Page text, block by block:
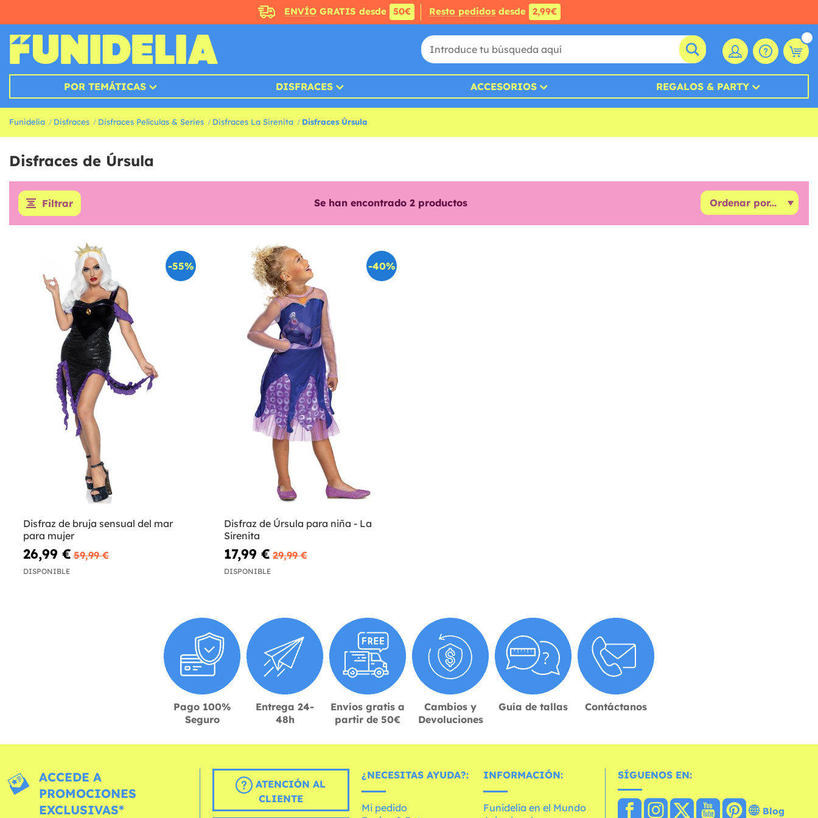
ENVÍOGRATIS desde 50€ Resto pedidosdesde 2,99€
POR TEMÁTICAS DISFRACES ACCESORIOS REGALOS & PARTY
Funidelia Disfraces Disfraces Películas & Series Disfraces La Sirenita Disfraces Úrsula
Disfraces de Úrsula
Filtrar Se han encontrado 2 productos
-55%
Disfraz de bruja sensual del mar
para mujer
26,99 € 59,99 €
DISPONIBLE
-40%
Disfraz de Úrsula para niña - La
Sirenita
17,99 € 29,99 €
DISPONIBLE
Pago 100%
Seguro
Entrega 24-
48h
Envíos gratis a
partir de 50€
Cambios y
Devoluciones
Guía de tallas Contáctanos
ACCEDE A
PROMOCIONES
EXCLUSIVAS*
ATENCIÓN AL
CLIENTE
¿NECESITAS AYUDA?:
Mi pedido
INFORMACIÓN:
Funidelia en el Mundo
SÍGUENOS EN:
Blog